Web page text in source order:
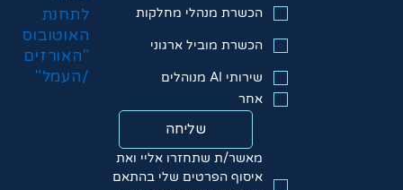
הכשרת מנהלי מחלקות
הכשרת מוביל ארגוני
שירותי AI מנוהלים
אחר
שליחה
מאשר/ת שתחזרו אליי ואת
לתחנת
האוטובוס
"האורזים
/העמל"